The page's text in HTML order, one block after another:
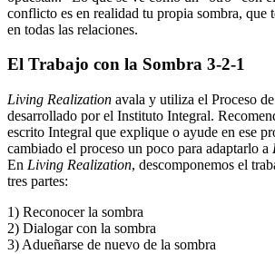
conflicto es en realidad tu propia sombra, que
en todas las relaciones.
El Trabajo con la Sombra 3-2-1
Living Realization avala y utiliza el Proceso
desarrollado por el Instituto Integral.
escrito Integral que explique o ayude en ese
cambiado el proceso un poco para adaptarlo a
En Living Realization, descomponemos el
tres partes:
1) Reconocer la sombra
2) Dialogar con la sombra
3) Adueñarse de nuevo de la sombra